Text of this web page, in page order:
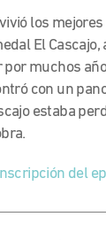
los
El
por muchos
con un
estaba
del